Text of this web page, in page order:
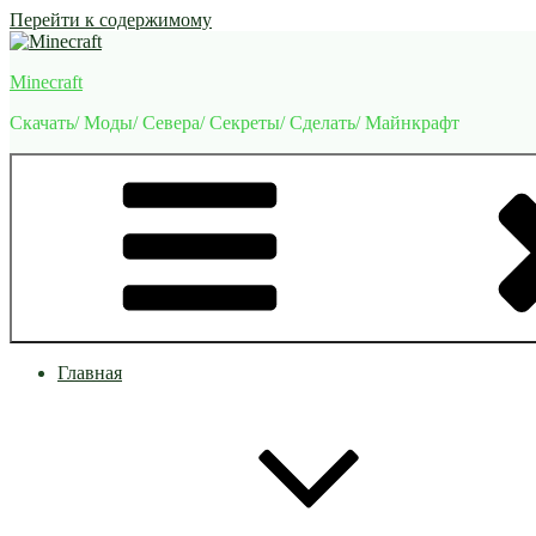
Перейти к содержимому
Minecraft
Скачать/ Моды/ Севера/ Секреты/ Сделать/ Майнкрафт
Главная